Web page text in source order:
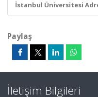
İstanbul Üniversitesi
Paylaş
İletişim Bilgileri